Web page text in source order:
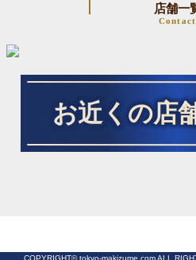
店舗一
Contact
お近くの店
COPYRIGHT© tokyo-makizume.com ALL